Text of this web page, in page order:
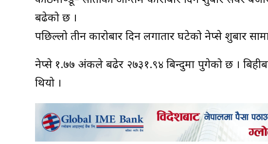
बढेको छ ।
पछिल्लो तीन कारोबार दिन लगातार घटेको नेप्से शुक्रबार
नेप्से १.७७ अंकले बढेर २७३१.९४ बिन्दुमा पुगेको छ ।
थियो ।